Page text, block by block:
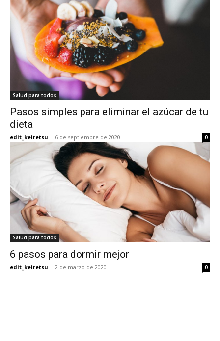
Salud para todos
Pasos simples para eliminar el azúcar de tu
dieta
edit_keiretsu - 6 de septiembre de 2020 0
Salud para todos
6 pasos para dormir mejor
edit_keiretsu - 2 de marzo de 2020 0